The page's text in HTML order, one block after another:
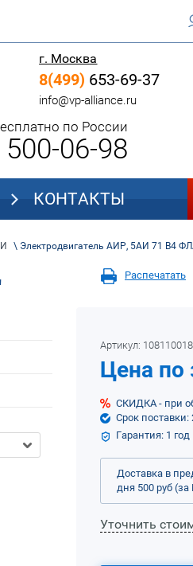
г. Москва
8(499) 653-69-37
info@vp-alliance.ru
по России
500-06-98
КОНТАКТЫ
\ Электродвигатель АИР, 5АИ 71 В4
Распечатать
Артикул: 108110018
Цена по
СКИДКА - при
Срок поставки:
Гарантия: 1 год
Доставка в
дня 500 руб
Уточнить